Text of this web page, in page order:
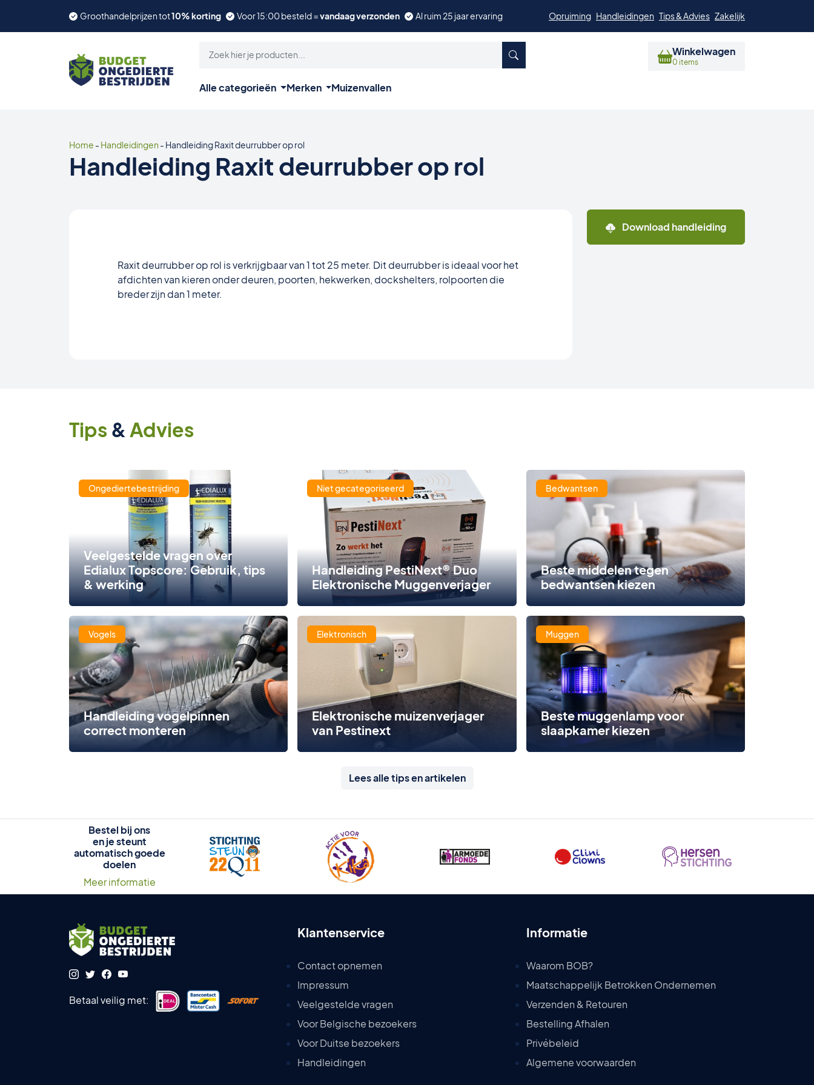
Groothandelprijzen tot10% korting Voor 15:00 besteld =vandaag verzonden Al ruim 25 jaar ervaring Opruiming Handleidingen Tips & Advies Zakelijk
Winkelwagen
0 items
Alle categorieën Merken Muizenvallen
Home - Handleidingen - Handleiding Raxit deurrubber op rol
Handleiding Raxit deurrubber op rol
Raxit deurrubber op rol is verkrijgbaar van 1 tot 25 meter. Dit deurrubber is ideaal voor het
afdichten van kieren onder deuren, poorten, hekwerken, dockshelters, rolpoorten die
breder zijn dan 1 meter.
Download handleiding
Tips & Advies
Ongediertebestrijding
Veelgestelde vragen over
Edialux Topscore: Gebruik, tips
& werking
Niet gecategoriseerd
Handleiding PestiNext® Duo
Elektronische Muggenverjager
Bedwantsen
Beste middelen tegen
bedwantsen kiezen
Vogels
Handleiding vogelpinnen
correct monteren
Elektronisch
Elektronische muizenverjager
van Pestinext
Muggen
Beste muggenlamp voor
slaapkamer kiezen
Lees alle tips en artikelen
Bestel bij ons
en je steunt
automatisch goede
doelen
Meer informatie
Betaal veilig met:
Klantenservice
Contact opnemen
Impressum
Veelgestelde vragen
Voor Belgische bezoekers
Voor Duitse bezoekers
Handleidingen
Informatie
Waarom BOB?
Maatschappelijk Betrokken Ondernemen
Verzenden & Retouren
Bestelling Afhalen
Privébeleid
Algemene voorwaarden